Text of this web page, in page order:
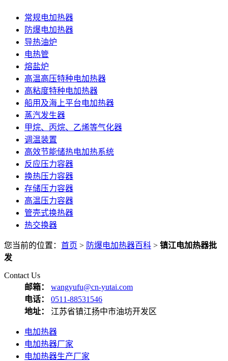
常规电加热器
防爆电加热器
导热油炉
电热管
熔盐炉
高温高压特种电加热器
高粘度特种电加热器
船用及海上平台电加热器
蒸汽发生器
甲烷、丙烷、乙烯等气化器
调温装置
高效节能储热电加热系统
反应压力容器
换热压力容器
存储压力容器
高温压力容器
管壳式换热器
热交换器
您当前的位置： 首页 > 防爆电加热器百科 > 镇江电加热器批
发
Contact Us
邮箱：
wangyufu@cn-yutai.com
电话：
0511-88531546
地址：
江苏省镇江扬中市油坊开发区
电加热器
电加热器厂家
电加热器生产厂家